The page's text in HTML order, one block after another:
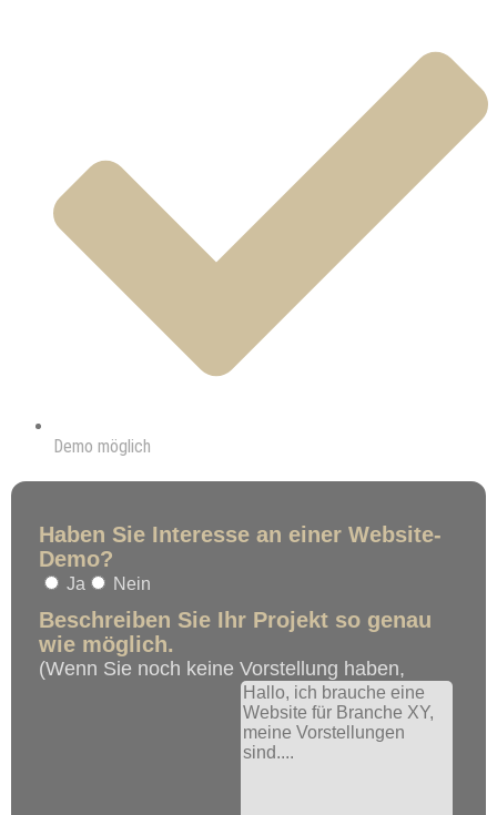
Demo möglich
Haben Sie Interesse an einer Website-
Demo?
Ja Nein
Beschreiben Sie Ihr Projekt so genau
wie möglich.
(Wenn Sie noch keine Vorstellung haben,